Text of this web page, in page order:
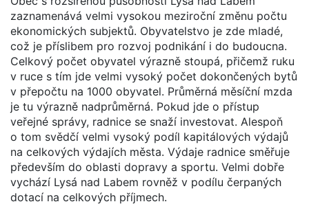
zaznamenává velmi vysokou meziroční změnu počtu
ekonomických subjektů. Obyvatelstvo je zde mladé,
což je příslibem pro rozvoj podnikání i do budoucna.
Celkový počet obyvatel výrazně stoupá, přičemž ruku
v ruce s tím jde velmi vysoký počet dokončených bytů
v přepočtu na 1000 obyvatel. Průměrná měsíční mzda
je tu výrazně nadprůměrná. Pokud jde o přístup
veřejné správy, radnice se snaží investovat. Alespoň
o tom svědčí velmi vysoký podíl kapitálových výdajů
na celkových výdajích města. Výdaje radnice směřuje
především do oblasti dopravy a sportu. Velmi dobře
vychází Lysá nad Labem rovněž v podílu čerpaných
dotací na celkových příjmech.